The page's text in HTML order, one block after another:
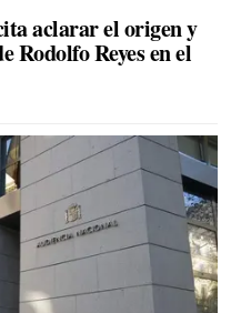
aclarar el origen y
Rodolfo Reyes en el